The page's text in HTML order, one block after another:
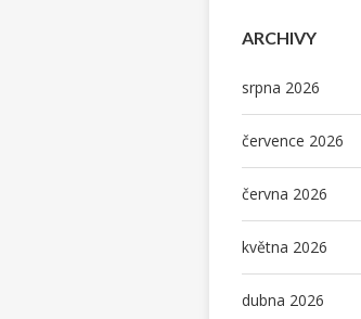
ARCHIVY
srpna 2026
července 2026
června 2026
května 2026
dubna 2026